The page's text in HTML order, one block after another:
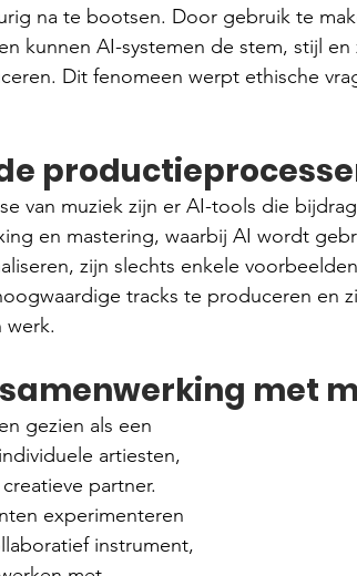
na te bootsen. Door gebruik te
kunnen AI-systemen de stem, stijl
Dit fenomeen werpt ethische
van muziek zijn er AI-tools die
en mastering, waarbij AI wordt
zijn slechts enkele
tracks te produceren en
werk.
met
gezien als een
artiesten,
partner.
experimenteren
instrument,